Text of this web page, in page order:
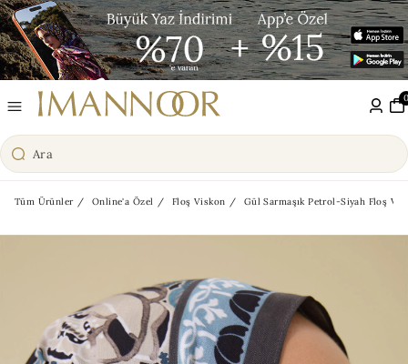
Tüm Ürünler Online'a Özel Floş Viskon Gül Sarmaşık Petrol-Siyah Floş